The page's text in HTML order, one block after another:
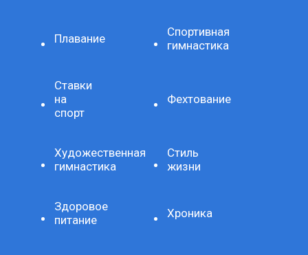
Плавание
Спортивная
гимнастика
Ставки
на
спорт
Фехтование
Художественная
гимнастика
Стиль
жизни
Здоровое
питание
Хроника